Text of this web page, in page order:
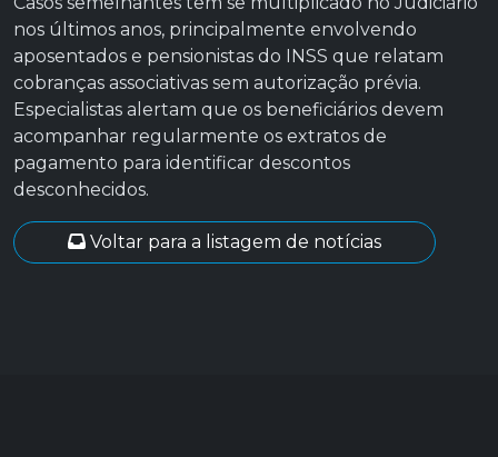
nos últimos anos, principalmente envolvendo
aposentados e pensionistas do INSS que relatam
cobranças associativas sem autorização prévia.
Especialistas alertam que os beneficiários devem
acompanhar regularmente os extratos de
pagamento para identificar descontos
desconhecidos.
Voltar para a listagem de notícias